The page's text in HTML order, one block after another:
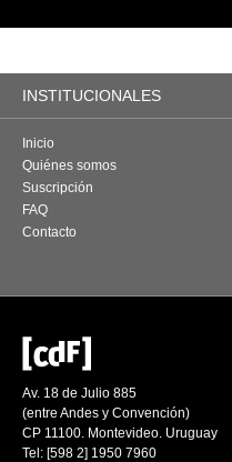
INSTITUCIONALES
Inicio
Quiénes somos
Suscripción
FAQ
Contacto
Av. 18 de Julio 885
(entre Andes y Convención)
CP 11100. Montevideo. Uruguay
Tel: [598 2] 1950 7960